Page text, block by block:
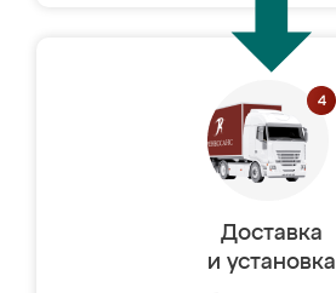
Доставка
и установка